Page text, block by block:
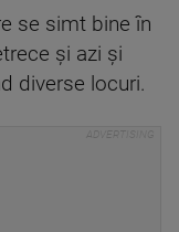
se simt bine în
și azi și
diverse locuri.